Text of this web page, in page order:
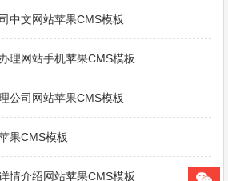
中文网站苹果CMS模板
理网站手机苹果CMS模板
公司网站苹果CMS模板
果CMS模板
情介绍网站苹果CMS模板